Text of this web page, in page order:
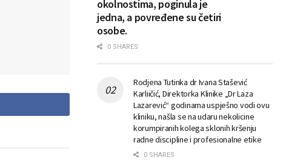
okolnostima, poginula je
jedna, a povređene su četiri
osobe.
0 SHARES
Rodjena Tutinka dr Ivana Stašević
Karliičić, Direktorka Klinike „Dr Laza
Lazarević“ godinama uspješno vodi ovu
kliniku, našla se na udaru nekolicine
korumpiranih kolega sklonih kršenju
radne discipline i profesionalne etike
0 SHARES